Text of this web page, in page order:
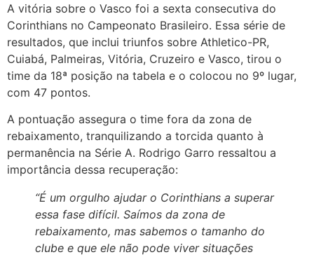
A vitória sobre o Vasco foi a sexta consecutiva do
Corinthians no Campeonato Brasileiro. Essa série de
resultados, que inclui triunfos sobre Athletico-PR,
Cuiabá, Palmeiras, Vitória, Cruzeiro e Vasco, tirou o
time da 18ª posição na tabela e o colocou no 9º lugar,
com 47 pontos.
A pontuação assegura o time fora da zona de
rebaixamento, tranquilizando a torcida quanto à
permanência na Série A. Rodrigo Garro ressaltou a
importância dessa recuperação:
“É um orgulho ajudar o Corinthians a superar
essa fase difícil. Saímos da zona de
rebaixamento, mas sabemos o tamanho do
clube e que ele não pode viver situações